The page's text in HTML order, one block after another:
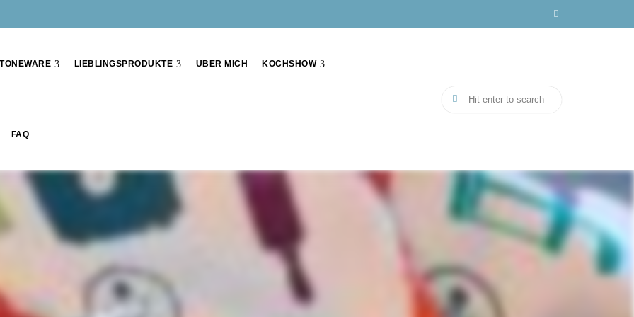
LIEBLINGSPRODUKTE ÜBER MICH KOCHSHOW
FAQ